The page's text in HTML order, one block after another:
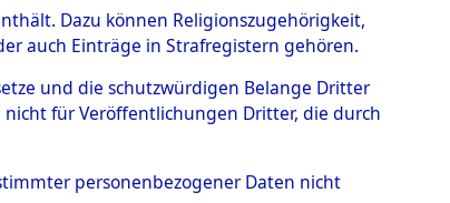
Cemeteries:
Häftlingsnummern:
Records Branch - für
Stationen der
Dazu können Religionszugehörigkeit,
auch Einträge in Strafregistern gehören.
und die schutzwürdigen Belange Dritter
für Veröffentlichungen Dritter, die durch
personenbezogener Daten nicht